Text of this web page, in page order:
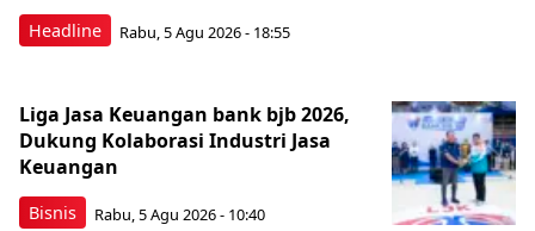
Headline Rabu, 5 Agu 2026 - 18:55
Bisnis
Liga Jasa Keuangan bank bjb 2026,
Dukung Kolaborasi Industri Jasa
Keuangan
Rabu, 5 Agu 2026 - 10:40